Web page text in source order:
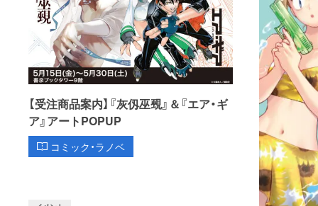
【受注商品案内】『灰仭巫覡』＆『エア・ギ
ア』アートPOPUP
コミック・ラノベ